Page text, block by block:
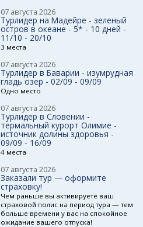
07 августа 2026
Турлидер на Мадейре - зеленый
остров в океане - 5* - 10 дней -
11/10 - 20/10
3 места
07 августа 2026
Турлидер в Баварии - изумрудная
гладь озер - 02/09 - 09/09
Одно место
07 августа 2026
Турлидер в Словении -
термальный курорт Олимие -
источник долины здоровья -
09/09 - 16/09
4 места
07 августа 2026
Заказали тур — оформите
страховку!
Чем раньше вы активируете ваш
страховой полис на период тура — тем
больше времени у вас на спокойное
ожидание вашего отпуска!